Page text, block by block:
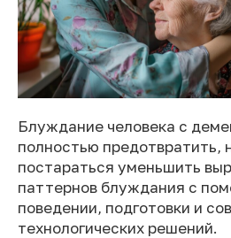
Блуждание человека с
полностью предотвратить,
постараться уменьшить
паттернов блуждания с
поведении, подготовки и
технологических решений.